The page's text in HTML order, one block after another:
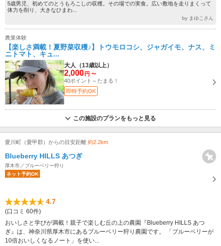
5歳男児、初めてのとうもろこしの収穫。その場での実食。広い敷地を走りまくって
体力を削り、大きなひまわ...
by まゆこさん
農業体験
【楽しさ満載！夏野菜収穫♪】トウモロコシ、ジャガイモ、ナス、ミ
ニトマト、キュ...
大人（13歳以上）
2,000 円 ～
40ポイント～たまる！
即時予約OK
この施設のプランをもっと見る
愛川町（愛甲郡）からの目安距離 約2.2km
Blueberry HILLS あつぎ
厚木市／ブルーベリー狩り
ネット予約OK
4.7
(口コミ 60件)
おいしさと学びが満載！親子で楽しむ丘の上の農園『Blueberry HILLS あつ
ぎ』は、神奈川県厚木市にあるブルーベリー狩り農園です。 「ブルーベリーが
10倍おいしくなるノート」を使い...